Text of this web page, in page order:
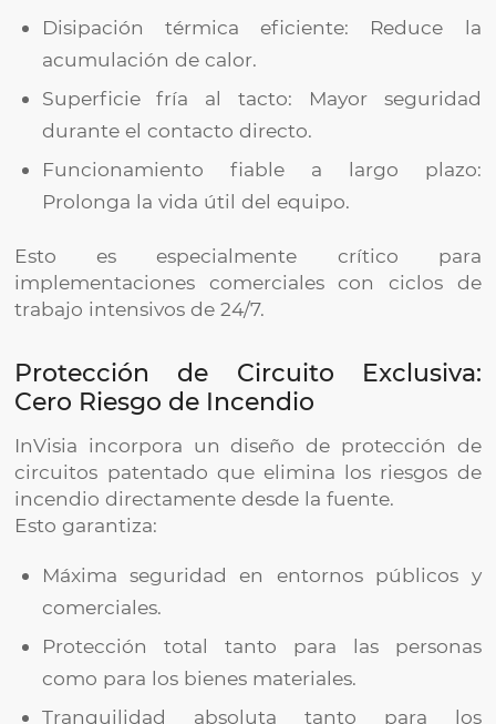
Disipación térmica eficiente: Reduce la
acumulación de calor.
Superficie fría al tacto: Mayor seguridad
durante el contacto directo.
Funcionamiento fiable a largo plazo:
Prolonga la vida útil del equipo.
Esto es especialmente crítico para
implementaciones comerciales con ciclos de
trabajo intensivos de 24/7.
Protección de Circuito Exclusiva:
Cero Riesgo de Incendio
InVisia incorpora un diseño de protección de
circuitos patentado que elimina los riesgos de
incendio directamente desde la fuente.
Esto garantiza:
Máxima seguridad en entornos públicos y
comerciales.
Protección total tanto para las personas
como para los bienes materiales.
Tranquilidad absoluta tanto para los